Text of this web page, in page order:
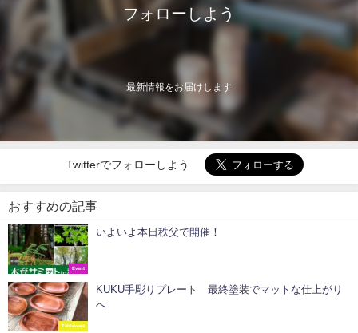
フォローしよう
最新情報をお届けします
Twitterでフォローしよう
おすすめの記事
Event
いよいよ本日秩父で開催！
Tableware
KUKU手彫りプレート 最終塗装でマットな仕上がり
へ